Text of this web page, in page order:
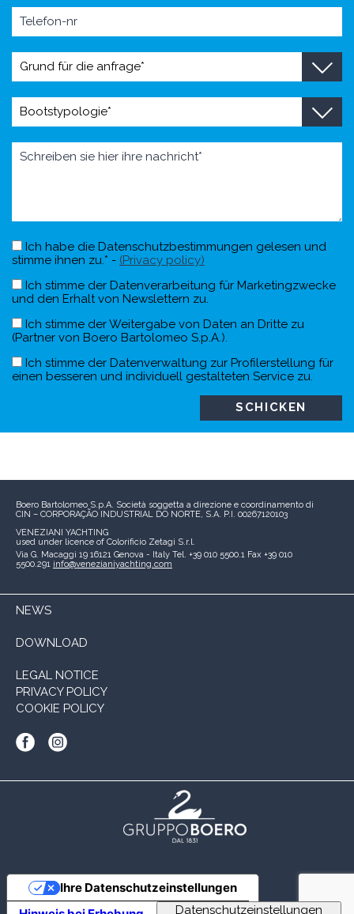
Ich habe die Datenschutzbestimmungen gelesen und
stimme ihnen zu.* - (Privacy policy)
Ich stimme der Datenverarbeitung für Marketingzwecke
und den Erhalt von Newslettern zu.
Ich stimme der Weitergabe von Daten an Dritte zu
(Partner von Boero Bartolomeo S.p.A.).
Ich stimme der Datenverwaltung zur Profilerstellung für
einen besseren und individuell gestalteten Service zu.
Boero Bartolomeo S.p.A. Società soggetta a direzione e coordinamento di
CIN – CORPORAÇÃO INDUSTRIAL DO NORTE, S.A. P.I. 00267120103
VENEZIANI YACHTING
used under licence of Colorificio Zetagi S.r.l.
Via G. Macaggi 19 16121 Genova - Italy Tel. +39 010 5500.1 Fax +39 010
5500.291 info@venezianiyachting.com
NEWS
DOWNLOAD
LEGAL NOTICE
PRIVACY POLICY
COOKIE POLICY
Ihre Datenschutzeinstellungen